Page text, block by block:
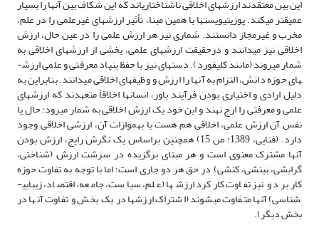
این بین معتقدند ارزش­های اخلاقی ناشناختاری­اند که این شکاف بین آنها را بسیار
عمیق­تر می­کند. پوزیتیویست­ها با همین مبنا، تأثیر ارزش­های غیرعلمی را در علم،
مخرب و غیرمجاز دانستند. شماری نیز هر ارزش علمی را در عین حال، ارزش
اخلاقی نیز می­دانند و درحقیقت ارزش­های علمی، بخشی از ارزش­های اخلاقی به
شمار می­روند (مانند کلیفورد). دسته­ای نیز با حفظ بنیاد معرفتی و علمی ارزش­
های حوزه دانش، التزام به آنها را ارزش و وظیفه­ای اخلاقی می­دانند. بنابراین به
دلیل ارادی و اختیاری بودن فرآیند باور، انسان­ها اخلاقاً متعهدند که ارزش­های
علمی و معرفتی را ارج نهند و این خود یک ارزش اخلاقی به شمار می­رود؛ حال یا
نفس آن ارزش علمی، اخلاقی هم هست یا به­موازات آن، ارزشی اخلاقی وجود
دارد. (فنایی، 1389: ص 15) همچنین براساس یک نگرش رایج، ارزش بودن
آنها مشترک معنوی است و هر مبنای برگزیده در سرشت ارزش (شناختی،
گرایشی، بینشی، کنشی) در حق هر دو جاری است؛ اما با توجه به تفاوت حوزه
کاربرد و نیز تفاوت کارکرد ارزش­ها (علم، سیاست، جامعه، اقتصاد، زیبایی­
شناسی) آنها متفاوت می­شوند (اشتراک ارزش­ها در یک بخش و تفاوت آنها در
بخش دیگر).